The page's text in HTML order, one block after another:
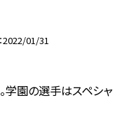
2022/01/31
学園の選手はスペシャ